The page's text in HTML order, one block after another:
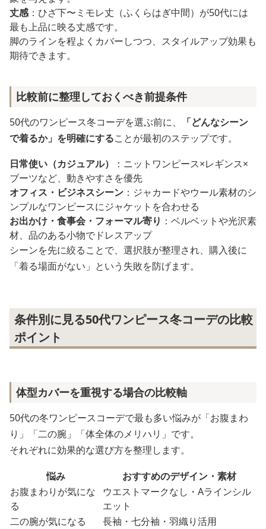
丈感：ひざ下〜ミモレ丈（ふくらはぎ中間）が50代には
最も上品に映る丈感です。
脚のラインを程よくカバーしつつ、スタイルアップ効果も
期待できます。
比較前に整理しておくべき前提条件
50代のワンピース冬コーデを選ぶ前に、
「どんなシーン
で着るか」を明確にすることが最初のステップです。
日常使い（カジュアル）
：ニットワンピース×レギンス×
ブーツなど、動きやすさを優先
オフィス・ビジネスシーン ：ジャカードやウール素材のシ
ンプルなワンピースにジャケットを合わせる
お出かけ・食事会・フォーマル寄り ：ベルベットや光沢素
材、品のある小物でドレスアップ
シーンを先に絞ることで、選択肢が整理され、購入後に
「着る場面がない」という失敗を防げます。
条件別に見る50代ワンピース冬コーデの比較
ポイント
体型カバーを重視する場合の比較軸
50代の冬ワンピースコーデで最も多い悩みが「お腹まわ
り」「二の腕」「体全体のメリハリ」です。
それぞれに効果的な選び方を整理します。
悩み
おすすめのデザイン・素材
お腹まわりが気にな
る
ウエストマークなし・Aラインシル
エット
二の腕が気になる
長袖・七分袖・羽織り活用